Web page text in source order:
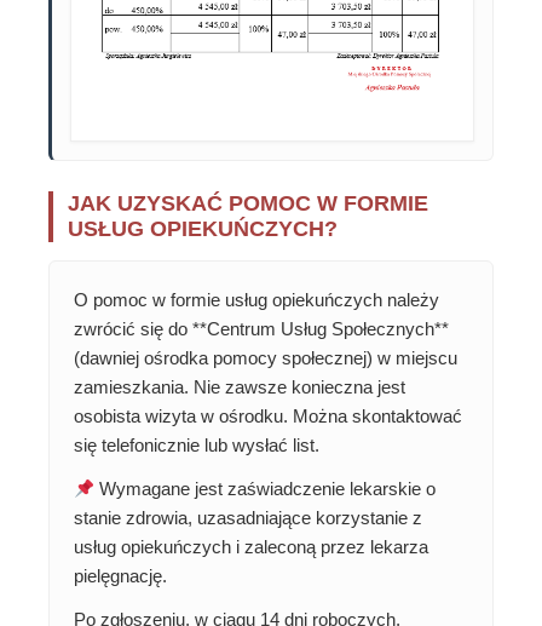
JAK UZYSKAĆ POMOC W FORMIE
USŁUG OPIEKUŃCZYCH?
O pomoc w formie usług opiekuńczych należy
zwrócić się do **Centrum Usług Społecznych**
(dawniej ośrodka pomocy społecznej) w miejscu
zamieszkania. Nie zawsze konieczna jest
osobista wizyta w ośrodku. Można skontaktować
się telefonicznie lub wysłać list.
Wymagane jest zaświadczenie lekarskie o
stanie zdrowia, uzasadniające korzystanie z
usług opiekuńczych i zaleconą przez lekarza
pielęgnację.
Po zgłoszeniu, w ciągu 14 dni roboczych,